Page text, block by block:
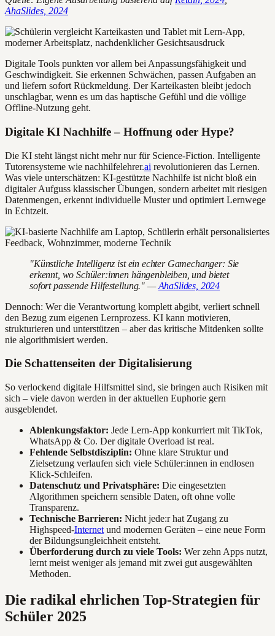
AhaSlides, 2024
Digitale Tools punkten vor allem bei Anpassungsfähigkeit und
Geschwindigkeit. Sie erkennen Schwächen, passen Aufgaben an
und liefern sofort Rückmeldung. Der Karteikasten bleibt jedoch
unschlagbar, wenn es um das haptische Gefühl und die völlige
Offline-Nutzung geht.
Digitale KI Nachhilfe – Hoffnung oder Hype?
Die KI steht längst nicht mehr nur für Science-Fiction. Intelligente
Tutorensysteme wie nachhilfelehrer.ai revolutionieren das Lernen.
Was viele unterschätzen: KI-gestützte Nachhilfe ist nicht bloß ein
digitaler Aufguss klassischer Übungen, sondern arbeitet mit riesigen
Datenmengen, erkennt individuelle Muster und optimiert Lernwege
in Echtzeit.
"Künstliche Intelligenz ist ein echter Gamechanger: Sie
erkennt, wo Schüler:innen hängenbleiben, und bietet
sofort passende Hilfestellung." —AhaSlides, 2024
Dennoch: Wer die Verantwortung komplett abgibt, verliert schnell
den Bezug zum eigenen Lernprozess. KI kann motivieren,
strukturieren und unterstützen – aber das kritische Mitdenken sollte
nie algorithmisiert werden.
Die Schattenseiten der Digitalisierung
So verlockend digitale Hilfsmittel sind, sie bringen auch Risiken mit
sich – viele davon werden in der aktuellen Euphorie gern
ausgeblendet.
Ablenkungsfaktor: Jede Lern-App konkurriert mit TikTok,
WhatsApp & Co. Der digitale Overload ist real.
Fehlende Selbstdisziplin: Ohne klare Struktur und
Zielsetzung verlaufen sich viele Schüler:innen in endlosen
Klick-Schleifen.
Datenschutz und Privatsphäre: Die eingesetzten
Algorithmen speichern sensible Daten, oft ohne volle
Transparenz.
Technische Barrieren: Nicht jede:r hat Zugang zu
Highspeed-Internet und modernen Geräten – eine neue Form
der Bildungsungleichheit entsteht.
Überforderung durch zu viele Tools: Wer zehn Apps nutzt,
lernt meist weniger als jemand mit zwei gut ausgewählten
Methoden.
Die radikal ehrlichen Top-Strategien für
Schüler 2025